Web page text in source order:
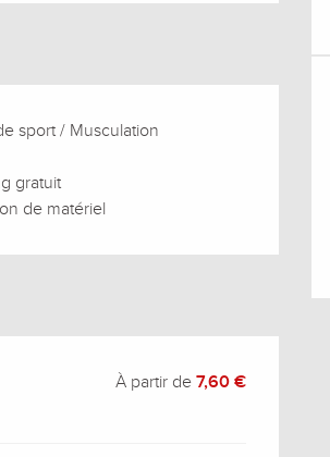
sport / Musculation
gratuit
de matériel
À partir de7,60 €